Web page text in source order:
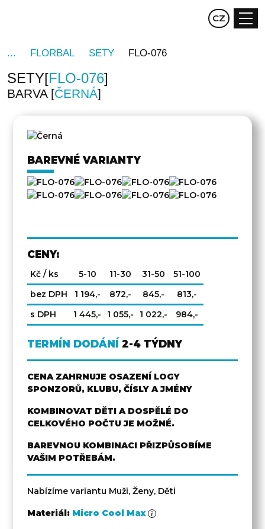
EN DE
CZ
FLORBAL SETY FLO-076
SETY FLO-076
BARVA ČERNÁ
BAREVNÉ VARIANTY
CENY:
Kč / ks 5-10 11-30 31-50
51-100
bez DPH
1 194,- 872,- 845,-
813,-
s DPH
1 445,- 1 055,- 1 022,- 984,-
TERMÍN DODÁNÍ 2-4 TÝDNY
CENA ZAHRNUJE OSAZENÍ LOGY
SPONZORŮ, KLUBU, ČÍSLY A JMÉNY
KOMBINOVAT DĚTI A DOSPĚLÉ DO
CELKOVÉHO POČTU JE MOŽNÉ.
BAREVNOU KOMBINACI PŘIZPŮSOBÍME
VAŠIM POTŘEBÁM.
Nabízíme variantu Muži, Ženy, Děti
Materiál: Micro Cool Max